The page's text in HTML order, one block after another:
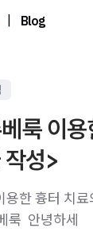
Blog
룩 이
성>
용한 흉터 치
룩 ​ 안녕하세